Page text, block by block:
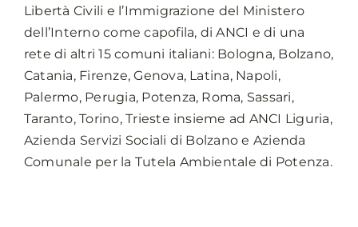
Libertà Civili e l’Immigrazione del Ministero
dell’Interno come capofila, di ANCI e di una
rete di altri 15 comuni italiani: Bologna, Bolzano,
Catania, Firenze, Genova, Latina, Napoli,
Palermo, Perugia, Potenza, Roma, Sassari,
Taranto, Torino, Trieste insieme ad ANCI Liguria,
Azienda Servizi Sociali di Bolzano e Azienda
Comunale per la Tutela Ambientale di Potenza.